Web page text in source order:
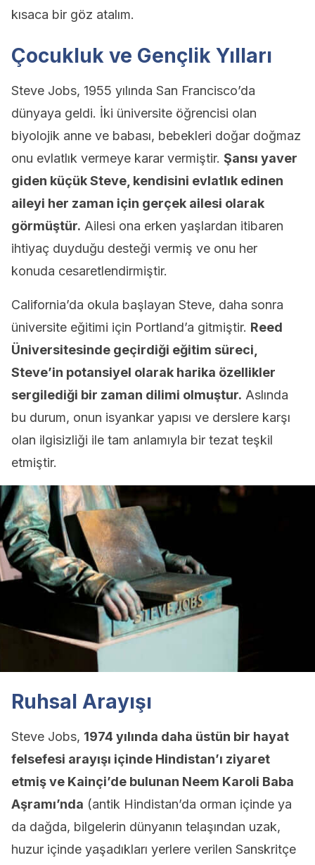
kısaca bir göz atalım.
Çocukluk ve Gençlik Yılları
Steve Jobs, 1955 yılında San Francisco’da
dünyaya geldi. İki üniversite öğrencisi olan
biyolojik anne ve babası, bebekleri doğar doğmaz
onu evlatlık vermeye karar vermiştir. Şansı yaver
giden küçük Steve, kendisini evlatlık edinen
aileyi her zaman için gerçek ailesi olarak
görmüştür. Ailesi ona erken yaşlardan itibaren
ihtiyaç duyduğu desteği vermiş ve onu her
konuda cesaretlendirmiştir.
California’da okula başlayan Steve, daha sonra
üniversite eğitimi için Portland’a gitmiştir. Reed
Üniversitesinde geçirdiği eğitim süreci,
Steve’in potansiyel olarak harika özellikler
sergilediği bir zaman dilimi olmuştur. Aslında
bu durum, onun isyankar yapısı ve derslere karşı
olan ilgisizliği ile tam anlamıyla bir tezat teşkil
etmiştir.
Ruhsal Arayışı
Steve Jobs, 1974 yılında daha üstün bir hayat
felsefesi arayışı içinde Hindistan’ı ziyaret
etmiş ve Kainçi’de bulunan Neem Karoli Baba
Aşramı’nda (antik Hindistan’da orman içinde ya
da dağda, bilgelerin dünyanın telaşından uzak,
huzur içinde yaşadıkları yerlere verilen Sanskritçe